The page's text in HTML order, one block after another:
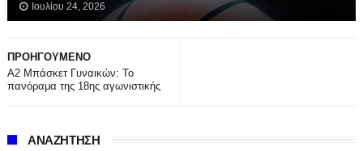
Ιουλίου 24, 2026
ΠΡΟΗΓΟΥΜΕΝΟ
Α2 Μπάσκετ Γυναικών: Το
πανόραμα της 18ης αγωνιστικής
ΑΝΑΖΗΤΗΣΗ